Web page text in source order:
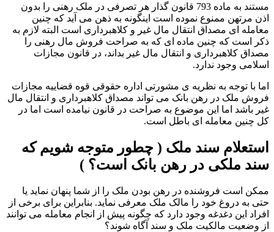
مستند به ماده 793 قانون گذار هر تصرفی در ملک رهنی را بدون
اذن مرتهن ممنوع نموده است اینگونه به ذهن می آید که چنین
معامله ای مصداق انتقال مال غیر و کلاهبرداری است البته لازم به
ذکر است که چنین ماده ای که به صراحت فروش مال رهنی را
مصداق کلاهبرداری و انتقال مال غیر بداند، در قانون مجازات
اسلامی وجود ندارد.
اما با توجه به نظریه ی مشورتی اداره حقوقی قوه قضاییه مجازات
فروش ملک در رهن بانک می تواند مصداق کلاهبرداری و انتقال مال
غیر باشد اما این موضوع به صراحت در قانون نیامده است اما در
کل چنین معامله ای باطل است.
استعلام سند ملک ( چطور متوجه شویم که
سند ملکی در رهن بانک است؟ )
ممکن است فروشنده در رهن بودن ملک را از شما پنهان نماید یا
حتی به دروغ خود را مالک ملک معرفی نماید. بنابراین برای برخی از
افراد این دغدغه وجود دارد که چگونه پیش از انجام معامله می توانند
از وضعیت مالکیت ملک و سند آگاه شوند؟